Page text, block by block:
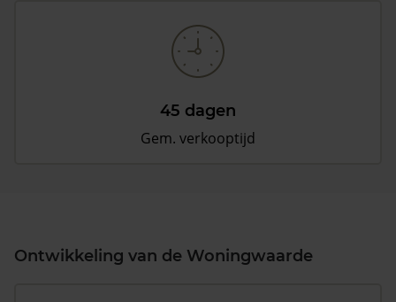
45 dagen
Gem. verkooptijd
Ontwikkeling van de Woningwaarde